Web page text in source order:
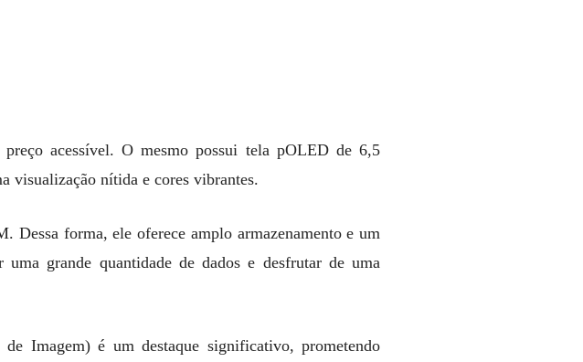
acessível. O mesmo possui tela pOLED de 6,5
visualização nítida e cores vibrantes.
forma, ele oferece amplo armazenamento e um
uma grande quantidade de dados e desfrutar de uma
Imagem) é um destaque significativo, prometendo